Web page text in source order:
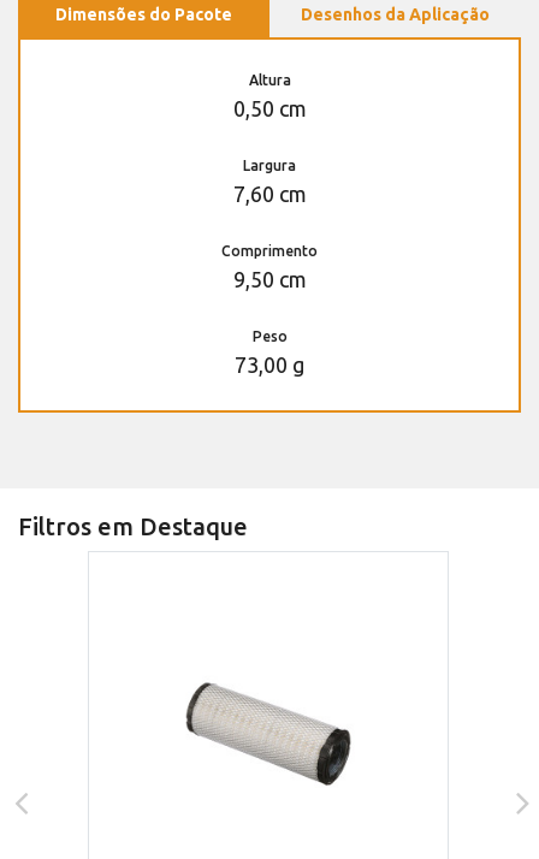
Dimensões do Pacote Desenhos da Aplicação
Altura
0,50 cm
Largura
7,60 cm
Comprimento
9,50 cm
Peso
73,00 g
Filtros em Destaque